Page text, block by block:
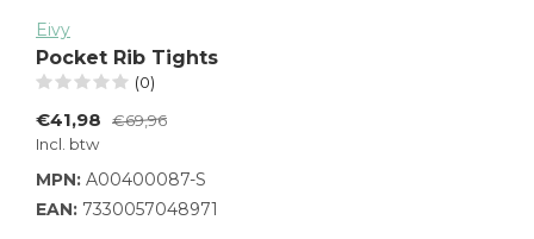
Eivy
Pocket Rib Tights
(0)
€41,98
€69,96
Incl. btw
MPN: A00400087-S
EAN: 7330057048971